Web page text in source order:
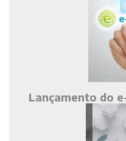
Lançamento do